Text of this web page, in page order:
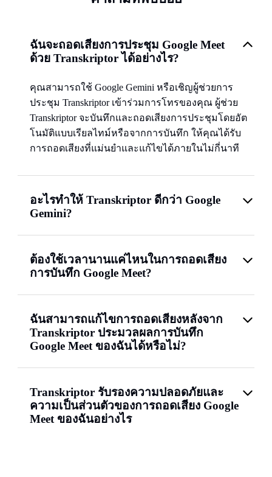
ฉันจะถอดเสียงการประชุม Google Meet
ด้วย Transkriptor ได้อย่างไร?
คุณสามารถใช้ Google Gemini หรือเชิญผู้ช่วยการ
ประชุม Transkriptor เข้าร่วมการโทรของคุณ ผู้ช่วย
Transkriptor จะบันทึกและถอดเสียงการประชุมโดยอัต
โนมัติแบบเรียลไทม์หรือจากการบันทึก ให้คุณได้รับ
การถอดเสียงที่แม่นยำและแก้ไขได้ภายในไม่กี่นาที
อะไรทำให้ Transkriptor ดีกว่า Google
Gemini?
ต้องใช้เวลานานแค่ไหนในการถอดเสียง
การบันทึก Google Meet?
ฉันสามารถแก้ไขการถอดเสียงหลังจาก
Transkriptor ประมวลผลการบันทึก
Google Meet ของฉันได้หรือไม่?
Transkriptor รับรองความปลอดภัยและ
ความเป็นส่วนตัวของการถอดเสียง Google
Meet ของฉันอย่างไร